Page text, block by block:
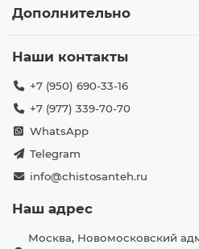
Дополнительно
Наши контакты
+7 (950) 690-33-16
+7 (977) 339-70-70
WhatsApp
Telegram
info@chistosanteh.ru
Наш адрес
Москва, Новомосковский